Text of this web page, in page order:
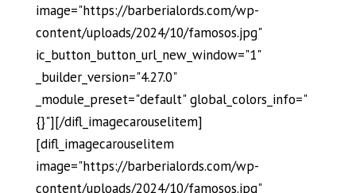
image="https://barberialords.com/wp-
content/uploads/2024/10/famosos.jpg"
ic_button_button_url_new_window="1"
_builder_version="4.27.0"
_module_preset="default" global_colors_info="
{}"][/difl_imagecarouselitem]
[difl_imagecarouselitem
image="https://barberialords.com/wp-
content/uploads/2024/10/famosos.jpg"